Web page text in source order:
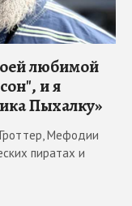
любимой
и я
Пыхалку»
Мефодии
пиратах и